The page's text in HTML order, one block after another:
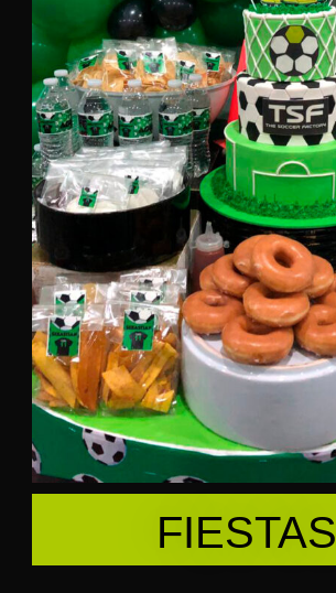
FIESTAS